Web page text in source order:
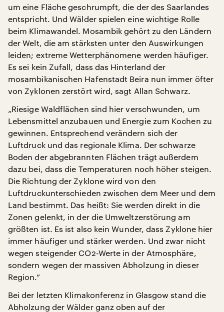
um eine Fläche geschrumpft, die der des Saarlandes
entspricht. Und Wälder spielen eine wichtige Rolle
beim Klimawandel. Mosambik gehört zu den Ländern
der Welt, die am stärksten unter den Auswirkungen
leiden; extreme Wetterphänomene werden häufiger.
Es sei kein Zufall, dass das Hinterland der
mosambikanischen Hafenstadt Beira nun immer öfter
von Zyklonen zerstört wird, sagt Allan Schwarz.
„Riesige Waldflächen sind hier verschwunden, um
Lebensmittel anzubauen und Energie zum Kochen zu
gewinnen. Entsprechend verändern sich der
Luftdruck und das regionale Klima. Der schwarze
Boden der abgebrannten Flächen trägt außerdem
dazu bei, dass die Temperaturen noch höher steigen.
Die Richtung der Zyklone wird von den
Luftdruckunterschieden zwischen dem Meer und dem
Land bestimmt. Das heißt: Sie werden direkt in die
Zonen gelenkt, in der die Umweltzerstörung am
größten ist. Es ist also kein Wunder, dass Zyklone hier
immer häufiger und stärker werden. Und zwar nicht
wegen steigender CO2-Werte in der Atmosphäre,
sondern wegen der massiven Abholzung in dieser
Region.“
Bei der letzten Klimakonferenz in Glasgow stand die
Abholzung der Wälder ganz oben auf der